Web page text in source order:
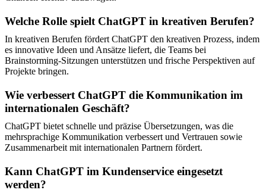
Welche Rolle spielt ChatGPT in kreativen Berufen?
In kreativen Berufen fördert ChatGPT den kreativen Prozess, indem
es innovative Ideen und Ansätze liefert, die Teams bei
Brainstorming-Sitzungen unterstützen und frische Perspektiven auf
Projekte bringen.
Wie verbessert ChatGPT die Kommunikation im
internationalen Geschäft?
ChatGPT bietet schnelle und präzise Übersetzungen, was die
mehrsprachige Kommunikation verbessert und Vertrauen sowie
Zusammenarbeit mit internationalen Partnern fördert.
Kann ChatGPT im Kundenservice eingesetzt
werden?